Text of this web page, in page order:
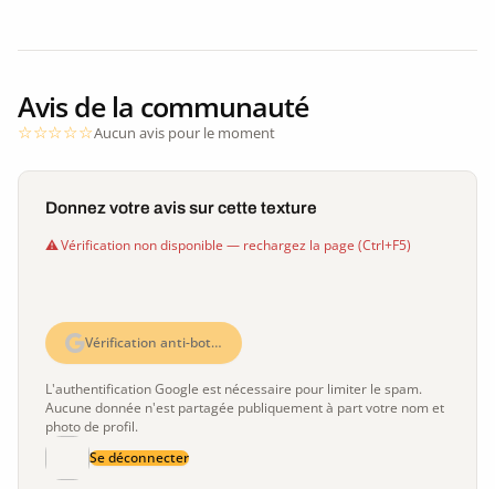
Avis de la communauté
Aucun avis pour le moment
Donnez votre avis sur cette texture
Vérification non disponible — rechargez la page (Ctrl+F5)
Vérification anti-bot…
L'authentification Google est nécessaire pour limiter le spam.
Aucune donnée n'est partagée publiquement à part votre nom et
photo de profil.
Se déconnecter